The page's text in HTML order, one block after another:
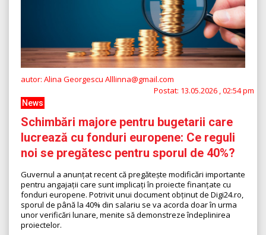
autor: Alina Georgescu Alllinna@gmail.com
Postat: 13.05.2026 , 02:54 pm
News
Schimbări majore pentru bugetarii care
lucrează cu fonduri europene: Ce reguli
noi se pregătesc pentru sporul de 40%?
Guvernul a anunțat recent că pregătește modificări importante
pentru angajații care sunt implicați în proiecte finanțate cu
fonduri europene. Potrivit unui document obținut de Digi24.ro,
sporul de până la 40% din salariu se va acorda doar în urma
unor verificări lunare, menite să demonstreze îndeplinirea
proiectelor.